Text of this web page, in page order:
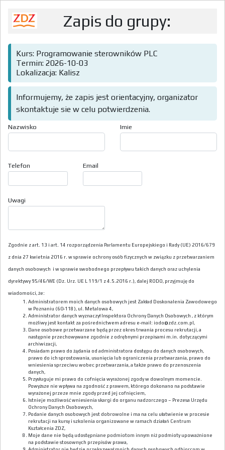
Zapis do grupy:
Kurs: Programowanie sterowników PLC
Termin: 2026-10-03
Lokalizacja: Kalisz
Informujemy, że zapis jest orientacyjny, organizator
skontaktuje sie w celu potwierdzenia.
Nazwisko Imie
Telefon Email
Uwagi
Zgodnie z art. 13 i art. 14 rozporządzenia Parlamentu Europejskiego i Rady (UE) 2016/679
z dnia 27 kwietnia 2016 r. w sprawie ochrony osób fizycznych w związku z przetwarzaniem
danych osobowych i w sprawie swobodnego przepływu takich danych oraz uchylenia
dyrektywy 95/46/WE (Dz. Urz. UE L 119/1 z 4.5.2016 r.), dalej RODO, przyjmuję do
wiadomości, że:
Administratorem moich danych osobowych jest Zakład Doskonalenia Zawodowego
w Poznaniu (60-118), ul. Metalowa 4,
Administrator danych wyznaczył Inspektora Ochrony Danych Osobowych , z którym
możliwy jest kontakt za pośrednictwem adresu e-mail: iodo@zdz.com.pl,
Dane osobowe przetwarzane będą przez okres trwania procesu rekrutacji, a
następnie przechowywane zgodnie z odrębnymi przepisami m.in. dotyczącymi
archiwizacji,
Posiadam prawo do żądania od administratora dostępu do danych osobowych,
prawo do ich sprostowania, usunięcia lub ograniczenia przetwarzania, prawo do
wniesienia sprzeciwu wobec przetwarzania, a także prawo do przenoszenia
danych,
Przysługuje mi prawo do cofnięcia wyrażonej zgody w dowolnym momencie.
Powyższe nie wpływa na zgodność z prawem, którego dokonano na podstawie
wyrażonej przeze mnie zgody przed jej cofnięciem,
Istnieje możliwość wniesienia skargi do organu nadzorczego – Prezesa Urzędu
Ochrony Danych Osobowych,
Podanie danych osobowych jest dobrowolne i ma na celu ułatwienie w procesie
rekrutacji na kursy i szkolenia organizowane w ramach działań Centrum
Kształcenia ZDZ,
Moje dane nie będą udostępniane podmiotom innym niż podmioty upoważnione
na podstawie stosownych przepisów prawa,